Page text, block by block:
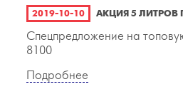
2019-10-10 АКЦИЯ 5 ЛИТРОВ
Спецпредложение на
8100
Подробнее